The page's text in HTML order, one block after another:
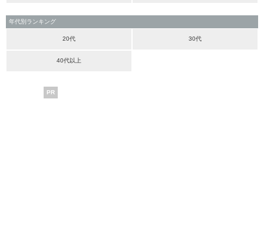
年代別ランキング
20代 30代
40代以上
PR